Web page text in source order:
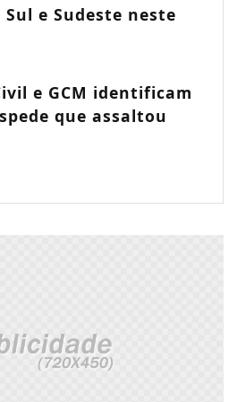
e Sudeste neste
e GCM identificam
que assaltou